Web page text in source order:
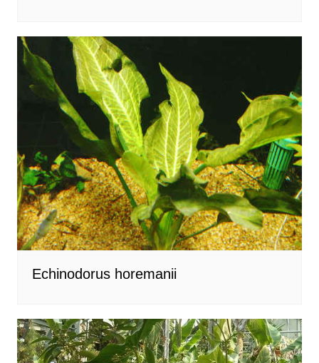
Echinodorus horemanii